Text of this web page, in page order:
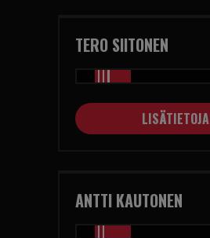
TERO SIITONEN
LISÄTIETOJA
ANTTI KAUTONEN